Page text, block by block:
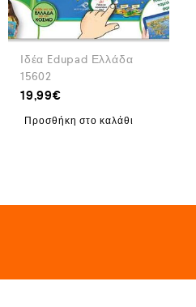
Ιδέα Edupad Ελλάδα
15602
19,99€
Προσθήκη στο καλάθι